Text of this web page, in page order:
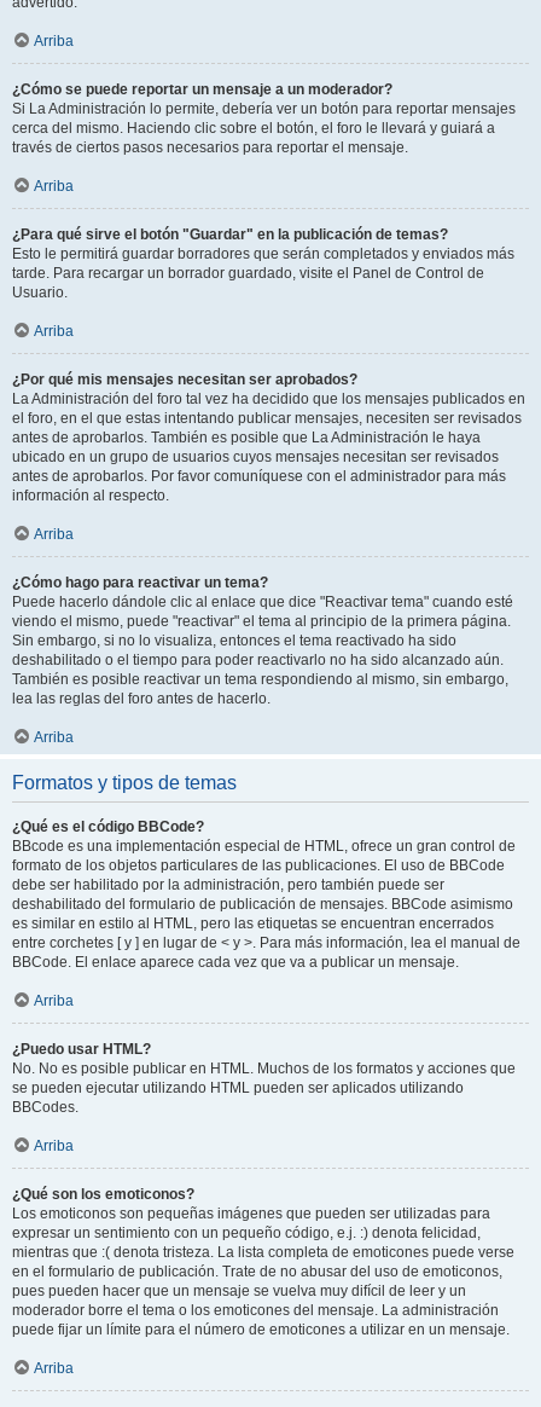
Arriba
¿Cómo se puede reportar un mensaje a un moderador?
Si La Administración lo permite, debería ver un botón para reportar mensajes
cerca del mismo. Haciendo clic sobre el botón, el foro le llevará y guiará a
través de ciertos pasos necesarios para reportar el mensaje.
Arriba
¿Para qué sirve el botón "Guardar" en la publicación de temas?
Esto le permitirá guardar borradores que serán completados y enviados más
tarde. Para recargar un borrador guardado, visite el Panel de Control de
Usuario.
Arriba
¿Por qué mis mensajes necesitan ser aprobados?
La Administración del foro tal vez ha decidido que los mensajes publicados en
el foro, en el que estas intentando publicar mensajes, necesiten ser revisados
antes de aprobarlos. También es posible que La Administración le haya
ubicado en un grupo de usuarios cuyos mensajes necesitan ser revisados
antes de aprobarlos. Por favor comuníquese con el administrador para más
información al respecto.
Arriba
¿Cómo hago para reactivar un tema?
Puede hacerlo dándole clic al enlace que dice "Reactivar tema" cuando esté
viendo el mismo, puede "reactivar" el tema al principio de la primera página.
Sin embargo, si no lo visualiza, entonces el tema reactivado ha sido
deshabilitado o el tiempo para poder reactivarlo no ha sido alcanzado aún.
También es posible reactivar un tema respondiendo al mismo, sin embargo,
lea las reglas del foro antes de hacerlo.
Arriba
Formatos y tipos de temas
¿Qué es el código BBCode?
BBcode es una implementación especial de HTML, ofrece un gran control de
formato de los objetos particulares de las publicaciones. El uso de BBCode
debe ser habilitado por la administración, pero también puede ser
deshabilitado del formulario de publicación de mensajes. BBCode asimismo
es similar en estilo al HTML, pero las etiquetas se encuentran encerrados
entre corchetes [ y ] en lugar de < y >. Para más información, lea el manual de
BBCode. El enlace aparece cada vez que va a publicar un mensaje.
Arriba
¿Puedo usar HTML?
No. No es posible publicar en HTML. Muchos de los formatos y acciones que
se pueden ejecutar utilizando HTML pueden ser aplicados utilizando
BBCodes.
Arriba
¿Qué son los emoticonos?
Los emoticonos son pequeñas imágenes que pueden ser utilizadas para
expresar un sentimiento con un pequeño código, e.j. :) denota felicidad,
mientras que :( denota tristeza. La lista completa de emoticones puede verse
en el formulario de publicación. Trate de no abusar del uso de emoticonos,
pues pueden hacer que un mensaje se vuelva muy difícil de leer y un
moderador borre el tema o los emoticones del mensaje. La administración
puede fijar un límite para el número de emoticones a utilizar en un mensaje.
Arriba